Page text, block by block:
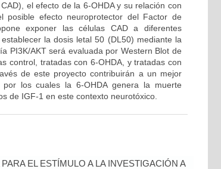
el efecto de la 6-OHDA y su relación con
posible efecto neuroprotector del Factor de
exponer las células CAD a diferentes
la dosis letal 50 (DL50) mediante la
PI3K/AKT será evaluada por Western Blot de
control, tratadas con 6-OHDA, y tratadas con
de este proyecto contribuirán a un mejor
los cuales la 6-OHDA genera la muerte
de IGF-1 en este contexto neurotóxico.
EL ESTÍMULO A LA INVESTIGACIÓN A